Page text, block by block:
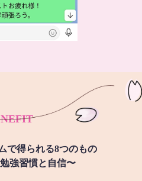
で得られる8つのもの
強習慣と自信〜